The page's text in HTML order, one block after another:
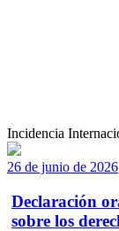
Incidencia
26 de junio de 2026
Declaración
sobre los